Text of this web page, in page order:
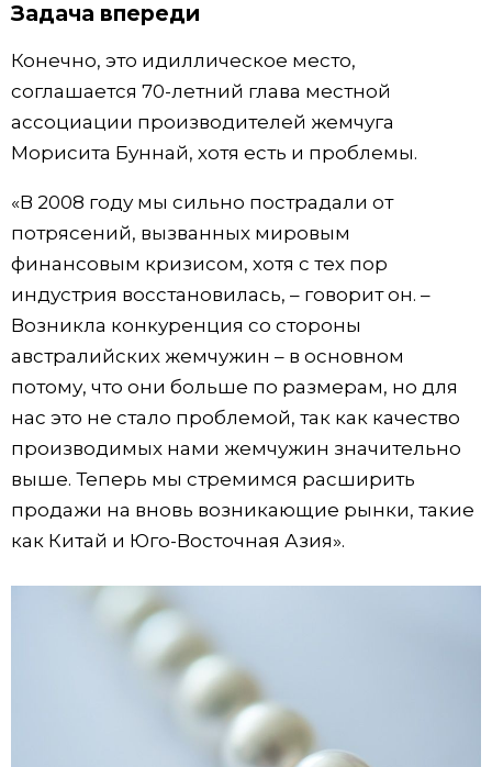
Задача впереди
Конечно, это идиллическое место,
соглашается 70-летний глава местной
ассоциации производителей жемчуга
Мориcита Буннай, хотя есть и проблемы.
«В 2008 году мы сильно пострадали от
потрясений, вызванных мировым
финансовым кризисом, хотя с тех пор
индустрия восстановилась, – говорит он. –
Возникла конкуренция со стороны
австралийских жемчужин – в основном
потому, что они больше по размерам, но для
нас это не стало проблемой, так как качество
производимых нами жемчужин значительно
выше. Теперь мы стремимся расширить
продажи на вновь возникающие рынки, такие
как Китай и Юго-Восточная Азия».